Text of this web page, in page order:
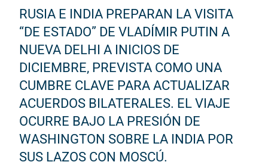
RUSIA E INDIA PREPARAN LA VISITA
“DE ESTADO” DE VLADÍMIR PUTIN A
NUEVA DELHI A INICIOS DE
DICIEMBRE, PREVISTA COMO UNA
CUMBRE CLAVE PARA ACTUALIZAR
ACUERDOS BILATERALES. EL VIAJE
OCURRE BAJO LA PRESIÓN DE
WASHINGTON SOBRE LA INDIA POR
SUS LAZOS CON MOSCÚ.